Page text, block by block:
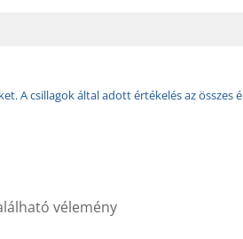
A csillagok által adott értékelés az összes
vélemény